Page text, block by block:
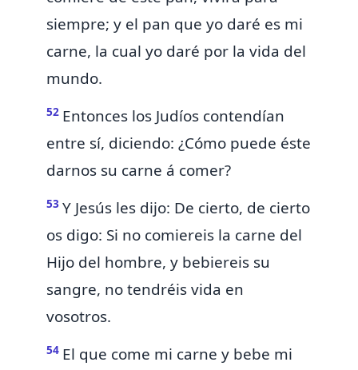
siempre; y el pan que yo daré es mi
carne, la cual yo daré por la vida del
mundo.
52 Entonces los Judíos contendían
entre sí, diciendo: ¿Cómo puede éste
darnos su carne á comer?
53 Y Jesús les dijo: De cierto, de cierto
os digo: Si no comiereis la carne del
Hijo del hombre, y bebiereis su
sangre, no tendréis vida en
vosotros.
54 El que come mi carne y bebe mi